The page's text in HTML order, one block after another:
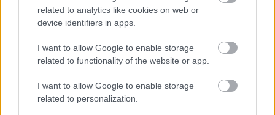
related to analytics like cookies on web or
device identifiers in apps.
I want to allow Google to enable storage
related to functionality of the website or app.
I want to allow Google to enable storage
related to personalization.
A Twins szériához nincs szükség különleges foglalatra,